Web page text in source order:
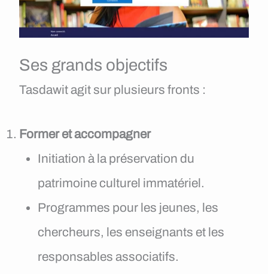
Ses grands objectifs
Tasdawit agit sur plusieurs fronts :
Former et accompagner
Initiation à la préservation du
patrimoine culturel immatériel.
Programmes pour les jeunes, les
chercheurs, les enseignants et les
responsables associatifs.